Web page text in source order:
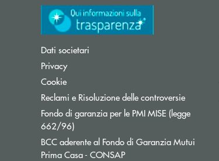
Dati societari
Privacy
Cookie
Reclami e Risoluzione delle controversie
Fondo di garanzia per le PMI MISE (legge
662/96)Apre una nuova finestra
BCC aderente al Fondo di Garanzia Mutui
Prima Casa - CONSAPApre una nuova finestra